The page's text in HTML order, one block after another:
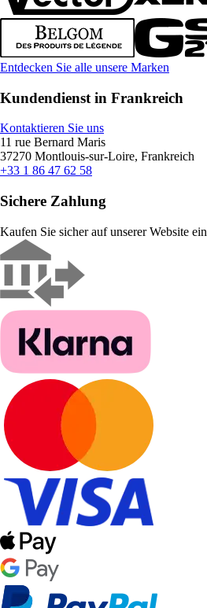
Entdecken Sie alle unsere Marken
Kundendienst in Frankreich
Kontaktieren Sie uns
11 rue Bernard Maris
37270 Montlouis-sur-Loire, Frankreich
+33 1 86 47 62 58
Sichere Zahlung
Kaufen Sie sicher auf unserer Website ein